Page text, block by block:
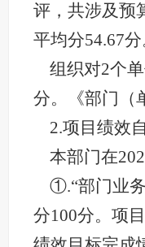
评，共涉及预
平均分54.67
组织对2个
分。《部门（
2.项目绩效
本部门在
①.“部门业
分100分。项